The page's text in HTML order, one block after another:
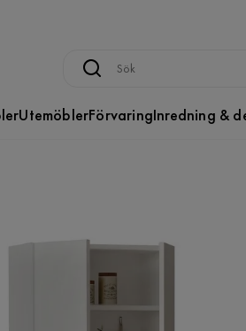
UtemöblerFörvaringInredning &